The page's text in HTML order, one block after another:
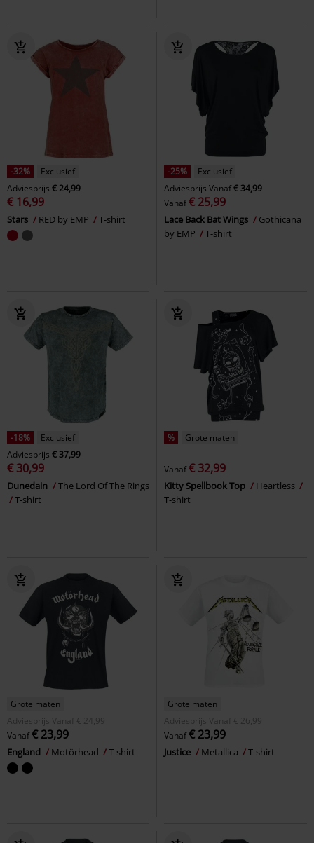
-32%
Exclusief
Adviesprijs € 24,99
€ 16,99
Stars RED by EMP T-shirt
-25%
Exclusief
Adviesprijs Vanaf€ 34,99
Vanaf€ 25,99
Lace Back Bat Wings
Gothicana
by EMP
T-shirt
-18%
Exclusief
Adviesprijs € 37,99
€ 30,99
Dunedain
The Lord Of The Rings
T-shirt
% Grote maten
Vanaf€ 32,99
Kitty Spellbook Top
Heartless
T-shirt
Grote maten
Adviesprijs
Vanaf € 24,99
Vanaf€ 23,99
England Motörhead T-shirt
Grote maten
Adviesprijs
Vanaf € 26,99
Vanaf€ 23,99
Justice Metallica T-shirt